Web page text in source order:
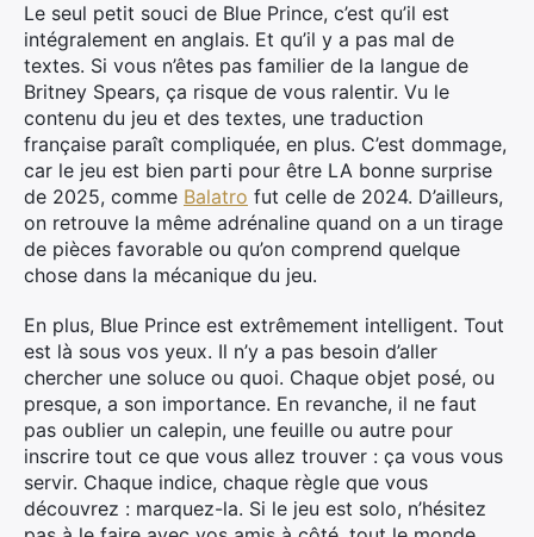
Le seul petit souci de Blue Prince, c’est qu’il est
intégralement en anglais. Et qu’il y a pas mal de
textes. Si vous n’êtes pas familier de la langue de
Britney Spears, ça risque de vous ralentir. Vu le
contenu du jeu et des textes, une traduction
française paraît compliquée, en plus. C’est dommage,
car le jeu est bien parti pour être LA bonne surprise
de 2025, comme Balatro fut celle de 2024. D’ailleurs,
on retrouve la même adrénaline quand on a un tirage
de pièces favorable ou qu’on comprend quelque
chose dans la mécanique du jeu.
En plus, Blue Prince est extrêmement intelligent. Tout
est là sous vos yeux. Il n’y a pas besoin d’aller
chercher une soluce ou quoi. Chaque objet posé, ou
presque, a son importance. En revanche, il ne faut
pas oublier un calepin, une feuille ou autre pour
inscrire tout ce que vous allez trouver : ça vous vous
servir. Chaque indice, chaque règle que vous
découvrez : marquez-la. Si le jeu est solo, n’hésitez